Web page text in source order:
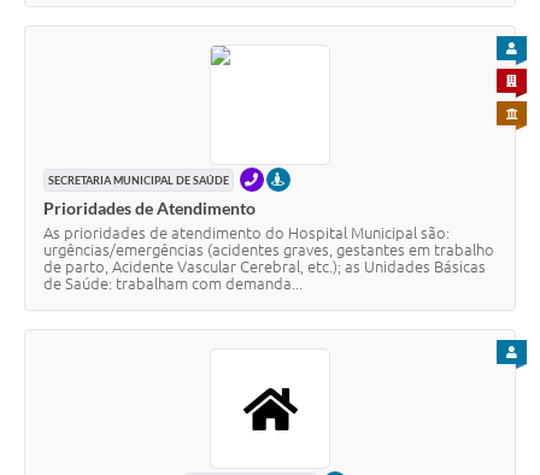
SECRETARIA MUNICIPAL DE SAÚDE TELEFONEPRESENCIAL
Prioridades de Atendimento
As prioridades de atendimento do Hospital Municipal são:
urgências/emergências (acidentes graves, gestantes em trabalho
de parto, Acidente Vascular Cerebral, etc.); as Unidades Básicas
de Saúde: trabalham com demanda...
PARA
PARA